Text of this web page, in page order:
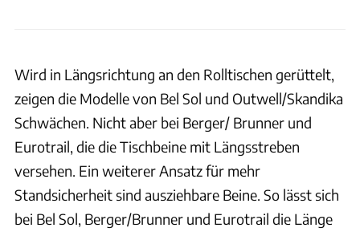
Wird in Längsrichtung an den Rolltischen gerüttelt,
zeigen die Modelle von Bel Sol und Outwell/Skandika
Schwächen. Nicht aber bei Berger/ Brunner und
Eurotrail, die die Tischbeine mit Längsstreben
versehen. Ein weiterer Ansatz für mehr
Standsicherheit sind ausziehbare Beine. So lässt sich
bei Bel Sol, Berger/Brunner und Eurotrail die Länge